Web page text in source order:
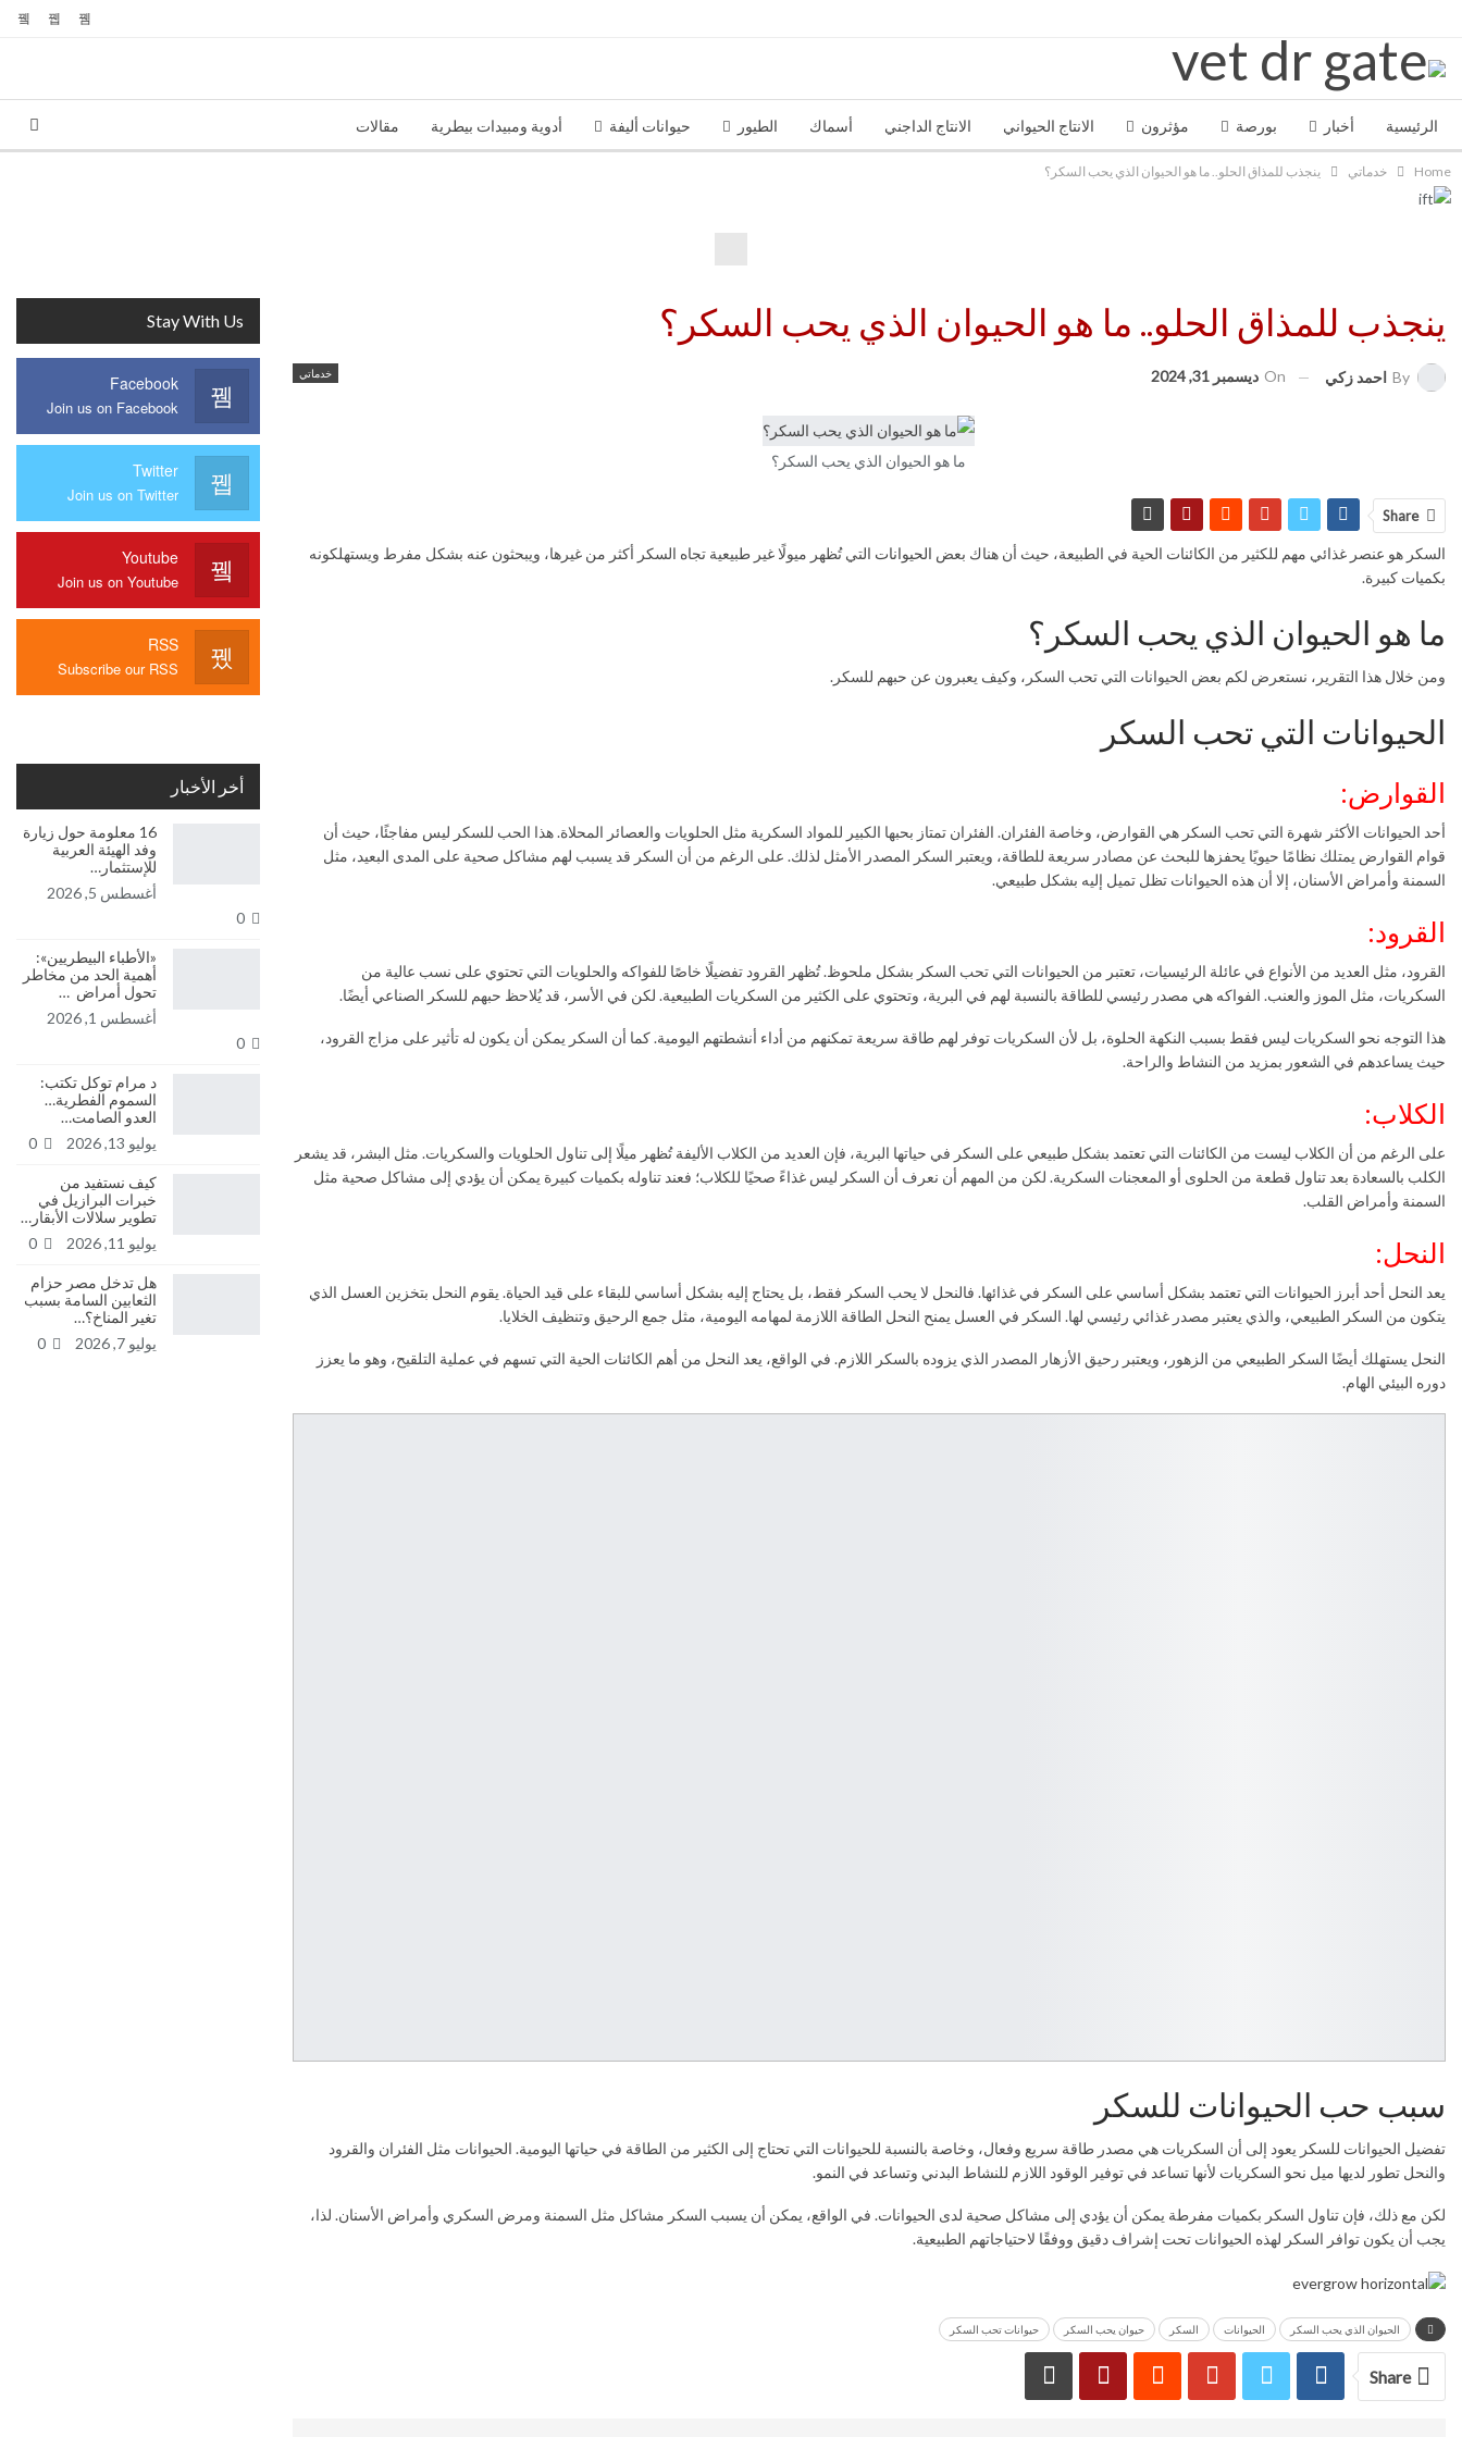
الرئيسية أخبار بورصة مؤثرون الانتاج الحيواني الانتاج الداجني أسماك الطيور حيوانات أليفة أدوية ومبيدات بيطرية مقالات
Home خدماتي ينجذب للمذاق الحلو.. ما هو الحيوان الذي يحب السكر؟
ينجذب للمذاق الحلو.. ما هو الحيوان الذي يحب السكر؟
خدماتي By احمد زكي On ديسمبر 31, 2024
ما هو الحيوان الذي يحب السكر؟
Share
السكر هو عنصر غذائي مهم للكثير من الكائنات الحية في الطبيعة، حيث أن هناك بعض الحيوانات التي تُظهر ميولًا غير طبيعية تجاه السكر أكثر من غيرها، ويبحثون عنه بشكل مفرط ويستهلكونه
بكميات كبيرة.
ما هو الحيوان الذي يحب السكر؟
ومن خلال هذا التقرير، نستعرض لكم بعض الحيوانات التي تحب السكر، وكيف يعبرون عن حبهم للسكر.
الحيوانات التي تحب السكر
القوارض:
أحد الحيوانات الأكثر شهرة التي تحب السكر هي القوارض، وخاصة الفئران. الفئران تمتاز بحبها الكبير للمواد السكرية مثل الحلويات والعصائر المحلاة. هذا الحب للسكر ليس مفاجئًا، حيث أن
قوام القوارض يمتلك نظامًا حيويًا يحفزها للبحث عن مصادر سريعة للطاقة، ويعتبر السكر المصدر الأمثل لذلك. على الرغم من أن السكر قد يسبب لهم مشاكل صحية على المدى البعيد، مثل
السمنة وأمراض الأسنان، إلا أن هذه الحيوانات تظل تميل إليه بشكل طبيعي.
القرود:
القرود، مثل العديد من الأنواع في عائلة الرئيسيات، تعتبر من الحيوانات التي تحب السكر بشكل ملحوظ. تُظهر القرود تفضيلًا خاصًا للفواكه والحلويات التي تحتوي على نسب عالية من
السكريات، مثل الموز والعنب. الفواكه هي مصدر رئيسي للطاقة بالنسبة لهم في البرية، وتحتوي على الكثير من السكريات الطبيعية. لكن في الأسر، قد يُلاحظ حبهم للسكر الصناعي أيضًا.
هذا التوجه نحو السكريات ليس فقط بسبب النكهة الحلوة، بل لأن السكريات توفر لهم طاقة سريعة تمكنهم من أداء أنشطتهم اليومية. كما أن السكر يمكن أن يكون له تأثير على مزاج القرود،
حيث يساعدهم في الشعور بمزيد من النشاط والراحة.
الكلاب:
على الرغم من أن الكلاب ليست من الكائنات التي تعتمد بشكل طبيعي على السكر في حياتها البرية، فإن العديد من الكلاب الأليفة تُظهر ميلًا إلى تناول الحلويات والسكريات. مثل البشر، قد يشعر
الكلب بالسعادة بعد تناول قطعة من الحلوى أو المعجنات السكرية. لكن من المهم أن نعرف أن السكر ليس غذاءً صحيًا للكلاب؛ فعند تناوله بكميات كبيرة يمكن أن يؤدي إلى مشاكل صحية مثل
السمنة وأمراض القلب.
النحل:
يعد النحل أحد أبرز الحيوانات التي تعتمد بشكل أساسي على السكر في غذائها. فالنحل لا يحب السكر فقط، بل يحتاج إليه بشكل أساسي للبقاء على قيد الحياة. يقوم النحل بتخزين العسل الذي
يتكون من السكر الطبيعي، والذي يعتبر مصدر غذائي رئيسي لها. السكر في العسل يمنح النحل الطاقة اللازمة لمهامه اليومية، مثل جمع الرحيق وتنظيف الخلايا.
النحل يستهلك أيضًا السكر الطبيعي من الزهور، ويعتبر رحيق الأزهار المصدر الذي يزوده بالسكر اللازم. في الواقع، يعد النحل من أهم الكائنات الحية التي تسهم في عملية التلقيح، وهو ما يعزز
دوره البيئي الهام.
سبب حب الحيوانات للسكر
تفضيل الحيوانات للسكر يعود إلى أن السكريات هي مصدر طاقة سريع وفعال، وخاصة بالنسبة للحيوانات التي تحتاج إلى الكثير من الطاقة في حياتها اليومية. الحيوانات مثل الفئران والقرود
والنحل تطور لديها ميل نحو السكريات لأنها تساعد في توفير الوقود اللازم للنشاط البدني وتساعد في النمو.
لكن مع ذلك، فإن تناول السكر بكميات مفرطة يمكن أن يؤدي إلى مشاكل صحية لدى الحيوانات. في الواقع، يمكن أن يسبب السكر مشاكل مثل السمنة ومرض السكري وأمراض الأسنان. لذا،
يجب أن يكون توافر السكر لهذه الحيوانات تحت إشراف دقيق ووفقًا لاحتياجاتهم الطبيعية.
الحيوان الذي يحب السكر الحيوانات السكر حيوان يحب السكر حيوانات تحب السكر
Share
Stay With Us
Facebook
Join us on Facebook
Twitter
Join us on Twitter
Youtube
Join us on Youtube
RSS
Subscribe our RSS
أخر الأخبار
16 معلومة حول زيارة
وفد الهيئة العربية
للإستثمار…
أغسطس 5, 2026
0
«الأطباء البيطريين»:
أهمية الحد من مخاطر
تحول أمراض …
أغسطس 1, 2026
0
د مرام توكل تكتب:
السموم الفطرية…
العدو الصامت…
يوليو 13, 2026
0
كيف نستفيد من
خبرات البرازيل في
تطوير سلالات الأبقار…
يوليو 11, 2026
0
هل تدخل مصر حزام
الثعابين السامة بسبب
تغير المناخ؟…
يوليو 7, 2026
0